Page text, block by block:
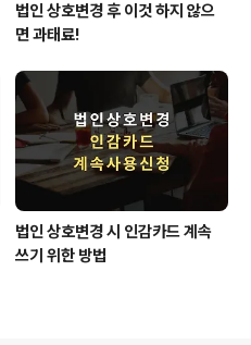
법인 상호변경 후 이것 하지 않으
면 과태료!
법인 상호변경 시 인감카드 계속
쓰기 위한 방법